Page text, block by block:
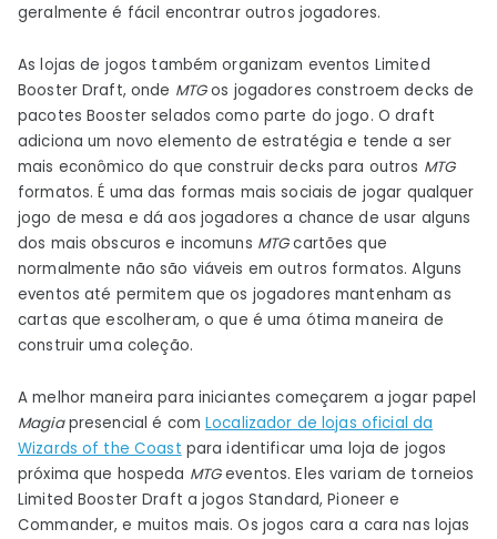
geralmente é fácil encontrar outros jogadores.
As lojas de jogos também organizam eventos Limited
Booster Draft, onde MTGos jogadores constroem decks de
pacotes Booster selados como parte do jogo. O draft
adiciona um novo elemento de estratégia e tende a ser
mais econômico do que construir decks para outros MTG
formatos. É uma das formas mais sociais de jogar qualquer
jogo de mesa e dá aos jogadores a chance de usar alguns
dos mais obscuros e incomuns MTGcartões que
normalmente não são viáveis ​​em outros formatos. Alguns
eventos até permitem que os jogadores mantenham as
cartas que escolheram, o que é uma ótima maneira de
construir uma coleção.
A melhor maneira para iniciantes começarem a jogar papel
Magiapresencial é comLocalizador de lojas oficial da
Wizards of the Coast para identificar uma loja de jogos
próxima que hospeda MTGeventos. Eles variam de torneios
Limited Booster Draft a jogos Standard, Pioneer e
Commander, e muitos mais. Os jogos cara a cara nas lojas